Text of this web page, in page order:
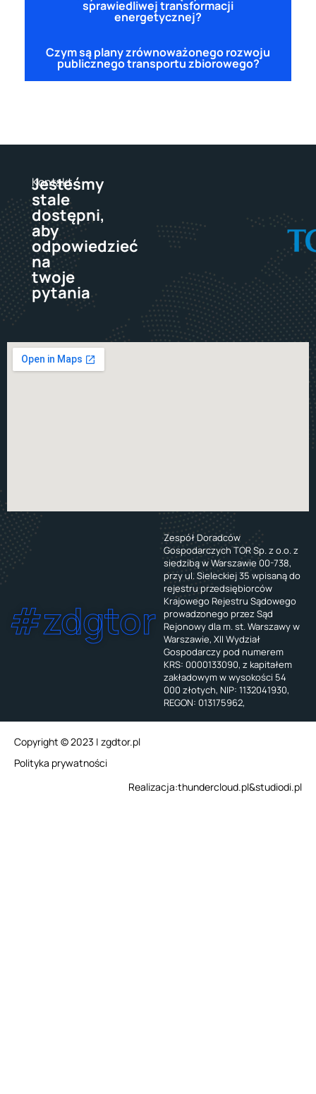
sprawiedliwej transformacji
energetycznej?
Czym są plany zrównoważonego rozwoju
publicznego transportu zbiorowego?
Kontakt
Jesteśmy
stale
dostępni,
aby
odpowiedzieć
na
twoje
pytania
#zdgtor
Zespół Doradców
Gospodarczych TOR Sp. z o.o. z
siedzibą w Warszawie 00-738,
przy ul. Sieleckiej 35 wpisaną do
rejestru przedsiębiorców
Krajowego Rejestru Sądowego
prowadzonego przez Sąd
Rejonowy dla m. st. Warszawy w
Warszawie, XII Wydział
Gospodarczy pod numerem
KRS: 0000133090, z kapitałem
zakładowym w wysokości 54
000 złotych, NIP: 1132041930,
REGON: 013175962,
Copyright © 2023 | zgdtor.pl
Polityka prywatności
studiodi.pl
&
thundercloud.pl
Realizacja: